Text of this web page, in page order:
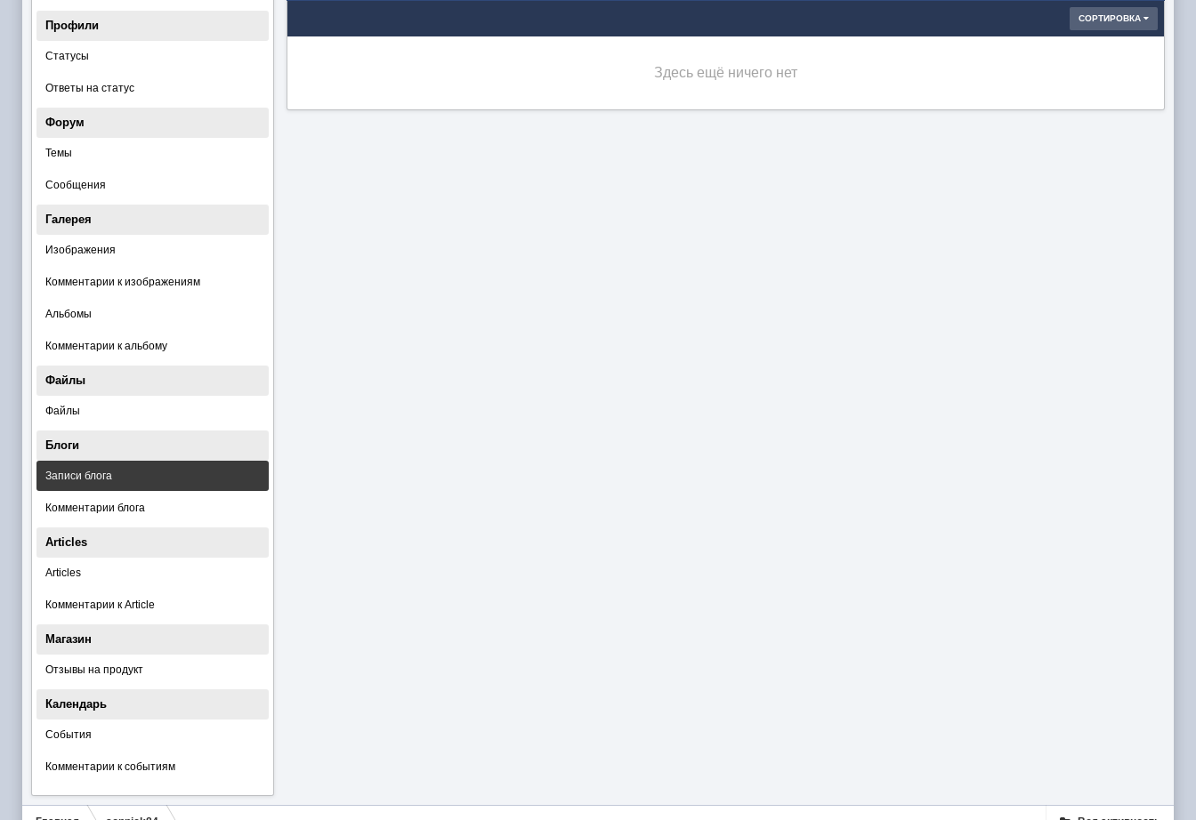
Профили
Статусы
Ответы на статус
Форум
Темы
Сообщения
Галерея
Изображения
Комментарии к изображениям
Альбомы
Комментарии к альбому
Файлы
Файлы
Блоги
Записи блога
Комментарии блога
Articles
Articles
Комментарии к Article
Магазин
Отзывы на продукт
Календарь
События
Комментарии к событиям
СОРТИРОВКА
Здесь ещё ничего нет